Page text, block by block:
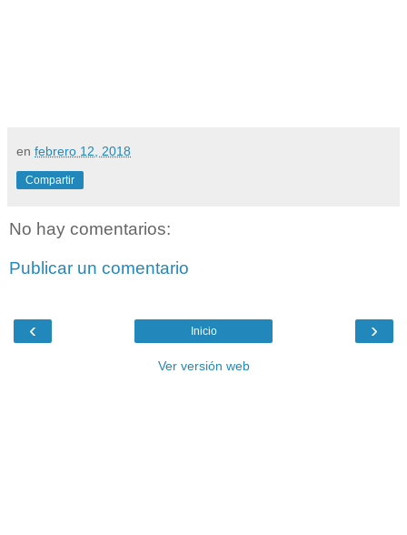
en febrero 12, 2018
Compartir
No hay comentarios:
Publicar un comentario
‹ ›
Inicio
Ver versión web